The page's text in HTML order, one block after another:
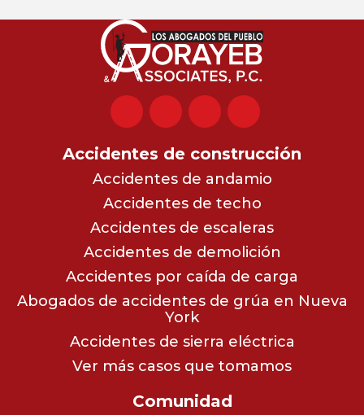
Accidentes de construcción
Accidentes de andamio
Accidentes de techo
Accidentes de escaleras
Accidentes de demolición
Accidentes por caída de carga
Abogados de accidentes de grúa en Nueva
York
Accidentes de sierra eléctrica
Ver más casos que tomamos
Comunidad